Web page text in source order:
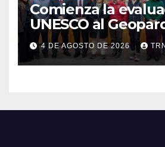
Comienza la
UNESCO al
Aspirante
Maule
4 DE AGOSTO DE 2026